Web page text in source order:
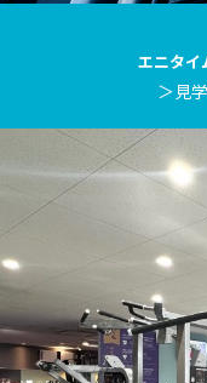
エニタイ
＞見